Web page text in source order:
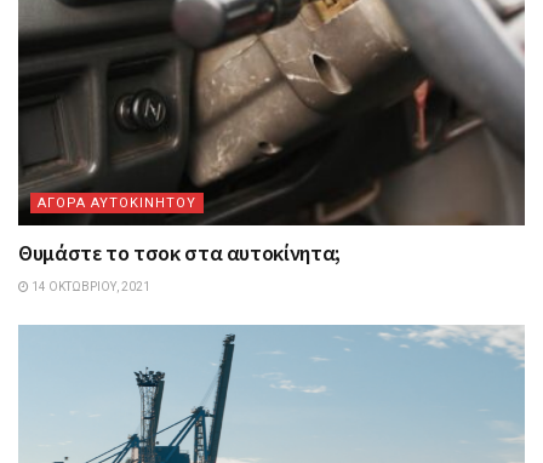
ΑΓΟΡΑ ΑΥΤΟΚΙΝΗΤΟΥ
Θυμάστε το τσοκ στα αυτοκίνητα;
14 ΟΚΤΩΒΡΊΟΥ, 2021